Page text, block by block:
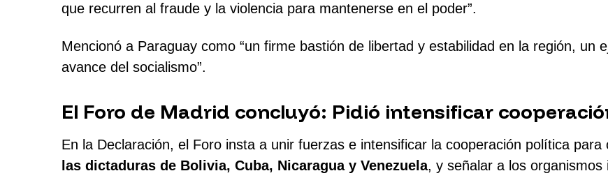
que recurren al fraude y la violencia para mantenerse en el poder”.
Mencionó a Paraguay como “un firme bastión de libertad y estabilidad en la región, un
avance del socialismo”.
El Foro de Madrid concluyó: Pidió intensificar
En la Declaración, el Foro insta a unir fuerzas e intensificar la cooperación política para
las dictaduras de Bolivia, Cuba, Nicaragua y Venezuela, y señalar a los